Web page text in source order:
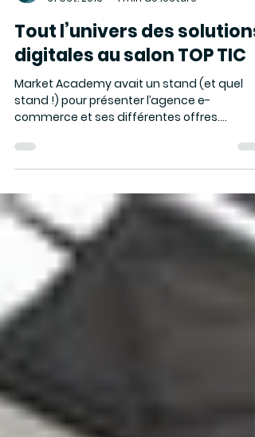
Market Academy
31 oct. 2016
1 min de lecture
Tout l’univers des solutions
digitales au salon TOP TIC
stand !) pour présenter l’agence e-
commerce et ses différentes offres.